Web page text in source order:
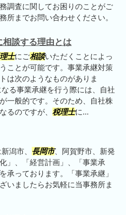
調査に関してお困りのことがご
所までお問い合わせください。
談する理由とは
士にご相談いただくことによっ
ことが可能です。事業承継対策
は次のようなものがありま
る事業承継を行う際には、自社
一般的です。そのため、自社株
るのですが、 税理士に...
潟市、 長岡市、阿賀野市、新発
」、「経営計画」、「事業承
を承っております。「事業承継」
いましたらお気軽に当事務所ま